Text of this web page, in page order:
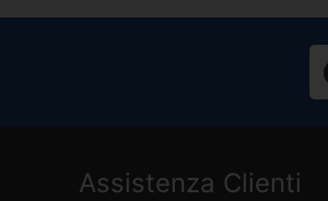
Assistenza Clienti